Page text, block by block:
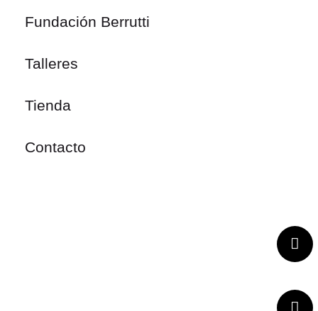
Fundación Berrutti
Talleres
Tienda
Contacto